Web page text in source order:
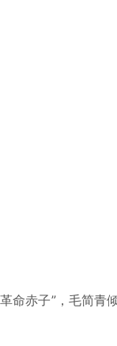
赤子”，毛简青